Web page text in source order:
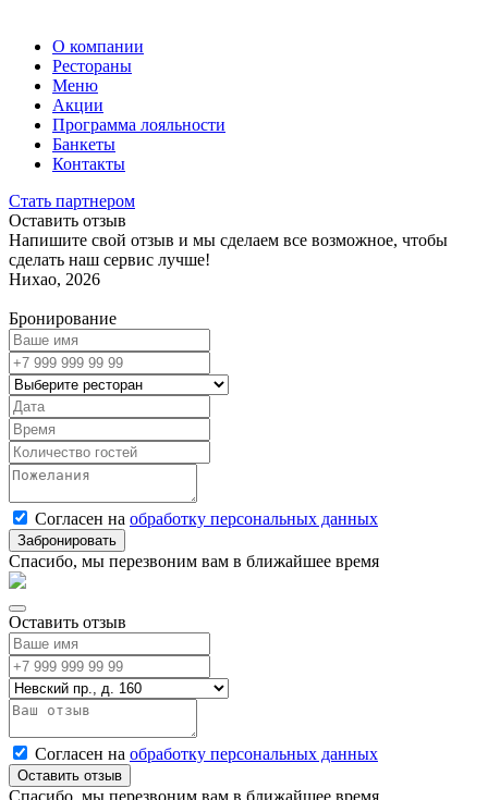
О компании
Рестораны
Меню
Акции
Программа лояльности
Банкеты
Контакты
Стать партнером
Оставить отзыв
Напишите свой отзыв и мы сделаем все возможное, чтобы
сделать наш сервис лучше!
Нихао, 2026
Бронирование
Согласен на обработку персональных данных
Спасибо, мы перезвоним вам в ближайшее время
Оставить отзыв
Согласен на обработку персональных данных
Спасибо, мы перезвоним вам в ближайшее время